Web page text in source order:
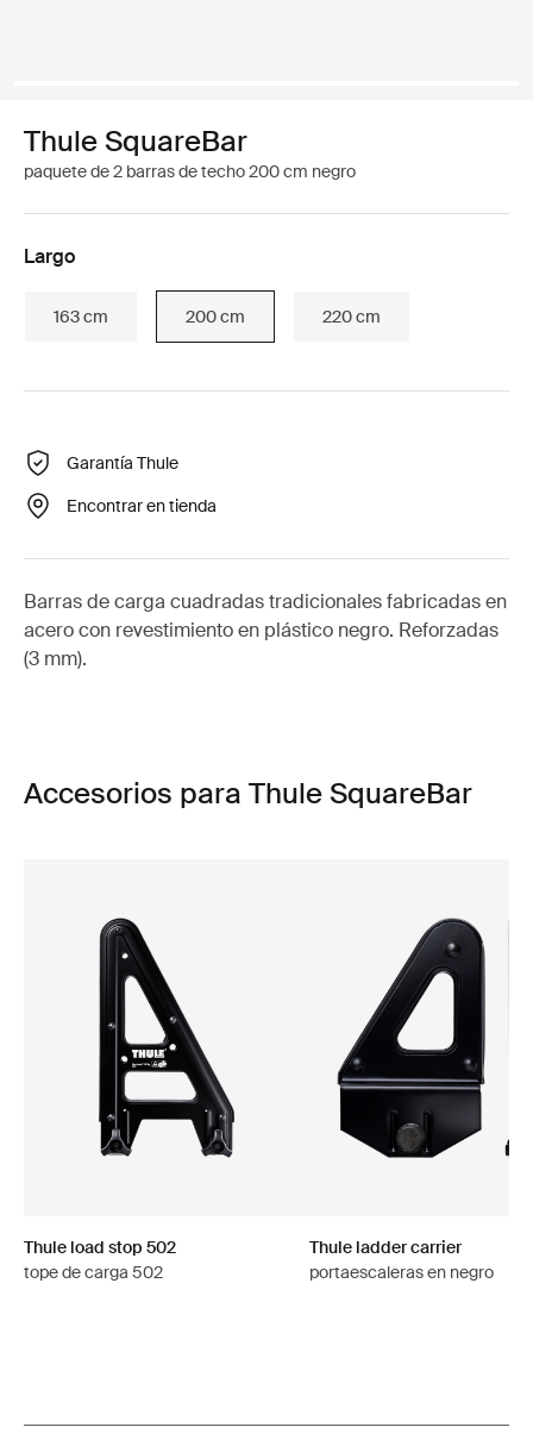
Thule SquareBar
paquete de 2 barras de techo 200 cm negro
Largo
163 cm 200 cm 220 cm
Garantía Thule
Encontrar en tienda
Barras de carga cuadradas tradicionales fabricadas en
acero con revestimiento en plástico negro. Reforzadas
(3 mm).
Accesorios para Thule SquareBar
Thule load stop 502
tope de carga 502
Thule ladder carrier
portaescaleras en negro